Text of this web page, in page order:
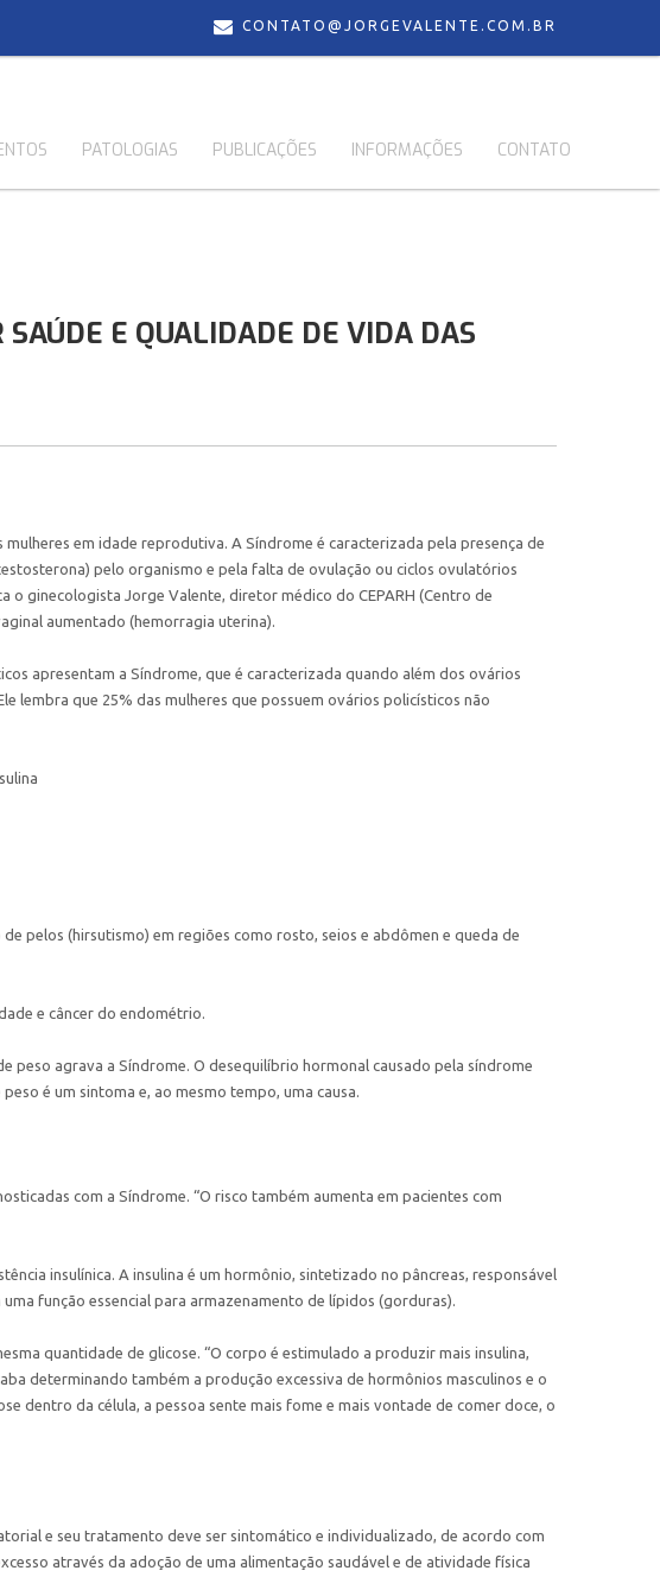
CONTATO@JORGEVALENTE.COM.BR
PATOLOGIAS PUBLICAÇÕES INFORMAÇÕES CONTATO
E QUALIDADE DE VIDA DAS
em idade reprodutiva. A Síndrome é caracterizada pela presença de
pelo organismo e pela falta de ovulação ou ciclos ovulatórios
o ginecologista Jorge Valente, diretor médico do CEPARH (Centro de
aumentado (hemorragia uterina).
apresentam a Síndrome, que é caracterizada quando além dos ovários
lembra que 25% das mulheres que possuem ovários policísticos não
pelos (hirsutismo) em regiões como rosto, seios e abdômen e queda de
e câncer do endométrio.
peso agrava a Síndrome. O desequilíbrio hormonal causado pela síndrome
é um sintoma e, ao mesmo tempo, uma causa.
com a Síndrome. “O risco também aumenta em pacientes com
insulínica. A insulina é um hormônio, sintetizado no pâncreas, responsável
função essencial para armazenamento de lípidos (gorduras).
quantidade de glicose. “O corpo é estimulado a produzir mais insulina,
determinando também a produção excessiva de hormônios masculinos e o
dentro da célula, a pessoa sente mais fome e mais vontade de comer doce, o
e seu tratamento deve ser sintomático e individualizado, de acordo com
através da adoção de uma alimentação saudável e de atividade física